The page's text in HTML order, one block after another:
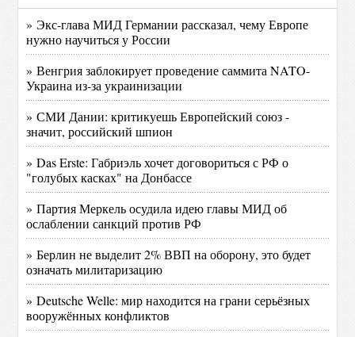
» Экс-глава МИД Германии рассказал, чему Европе
нужно научиться у России‍
» Венгрия заблокирует проведение саммита NATO-
Украина из-за украинизации
» СМИ Дании: критикуешь Европейский союз -
значит, российский шпион
» Das Erste: Габриэль хочет договориться с РФ о
"голубых касках" на Донбассе
» Партия Меркель осудила идею главы МИД об
ослаблении санкций против РФ
» Берлин не выделит 2% ВВП на оборону, это будет
означать милитаризацию
» Deutsche Welle: мир находится на грани серьёзных
вооружённых конфликтов